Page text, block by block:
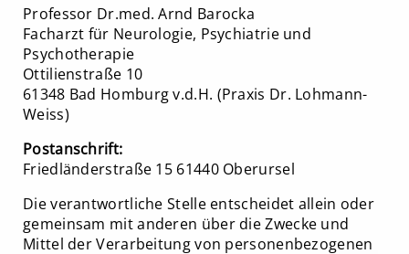
Professor Dr.med. Arnd Barocka
Facharzt für Neurologie, Psychiatrie und
Psychotherapie
Ottilienstraße 10
61348 Bad Homburg v.d.H. (Praxis Dr. Lohmann-
Weiss)
Postanschrift:
Friedländerstraße 15 61440 Oberursel
Die verantwortliche Stelle entscheidet allein oder
gemeinsam mit anderen über die Zwecke und
Mittel der Verarbeitung von personenbezogenen